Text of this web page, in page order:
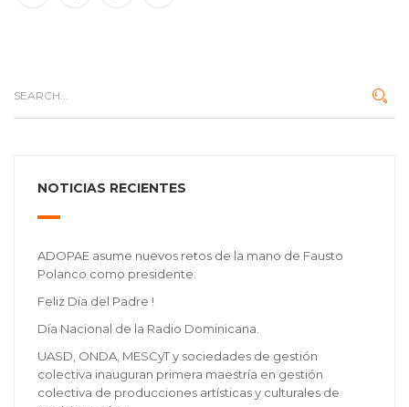
NOTICIAS RECIENTES
ADOPAE asume nuevos retos de la mano de Fausto
Polanco como presidente.
Feliz Día del Padre !
Día Nacional de la Radio Dominicana.
UASD, ONDA, MESCyT y sociedades de gestión
colectiva inauguran primera maestría en gestión
colectiva de producciones artísticas y culturales de